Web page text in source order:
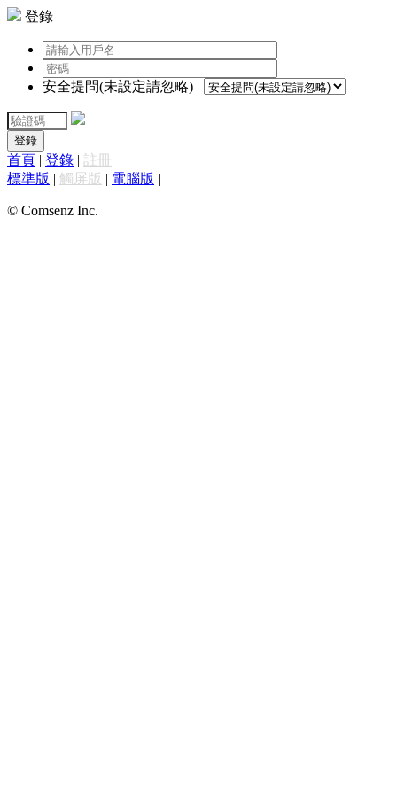
登錄
安全提問(未設定請忽略)
登錄
首頁 | 登錄 | 註冊
標準版 | 觸屏版 | 電腦版 |
© Comsenz Inc.